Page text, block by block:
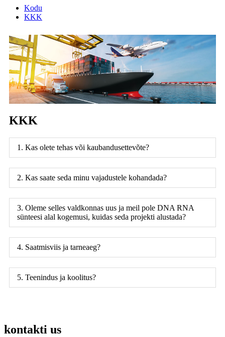
Kodu
KKK
KKK
1. Kas olete tehas või kaubandusettevõte?
2. Kas saate seda minu vajadustele kohandada?
3. Oleme selles valdkonnas uus ja meil pole DNA RNA
sünteesi alal kogemusi, kuidas seda projekti alustada?
4. Saatmisviis ja tarneaeg?
5. Teenindus ja koolitus?
kontakti us